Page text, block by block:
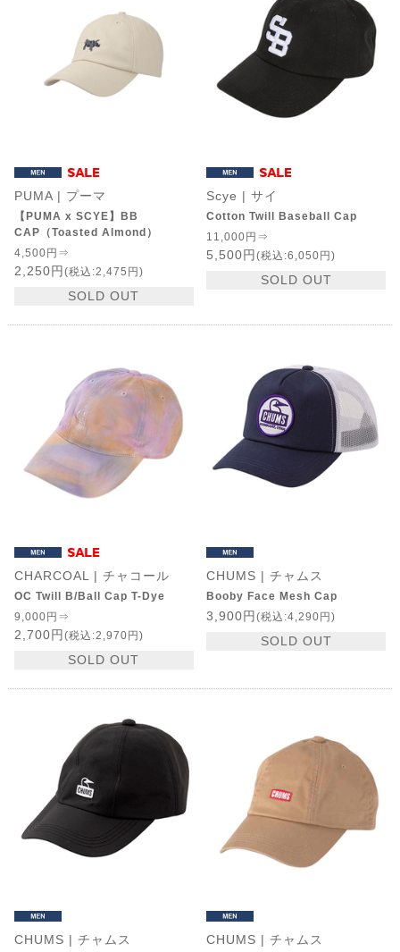
PUMA | プーマ
【PUMA x SCYE】BB
CAP（Toasted Almond）
4,500円⇒
2,250円 (税込:2,475円)
SOLD OUT
Scye | サイ
Cotton Twill Baseball Cap
11,000円⇒
5,500円 (税込:6,050円)
SOLD OUT
CHARCOAL | チャコール
OC Twill B/Ball Cap T-Dye
9,000円⇒
2,700円 (税込:2,970円)
SOLD OUT
CHUMS | チャムス
Booby Face Mesh Cap
3,900円 (税込:4,290円)
SOLD OUT
CHUMS | チャムス CHUMS | チャムス